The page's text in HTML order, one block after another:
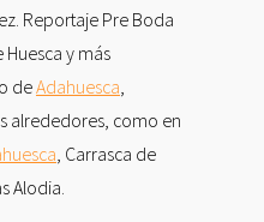
Reportaje Pre Boda
y más
deAdahuesca,
alrededores, como en
, Carrasca de
Alodia.